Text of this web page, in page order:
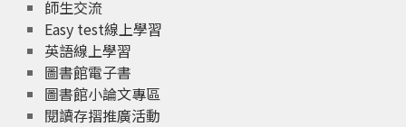
師生交流
Easy test線上學習
英語線上學習
圖書館電子書
圖書館小論文專區
閱讀存摺推廣活動